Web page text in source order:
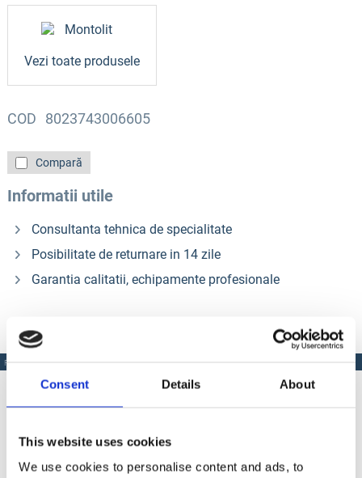
Consent Details About
This website uses cookies
We use cookies to personalise content and ads, to
Compară
Informatii utile
Consultanta tehnica de specialitate
Posibilitate de returnare in 14 zile
Garantia calitatii, echipamente profesionale
COD 8023743006605
Vezi toate produsele
PRODUSE SIMILARE